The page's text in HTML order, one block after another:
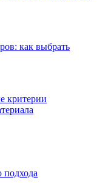
как выбрать
критерии
подхода